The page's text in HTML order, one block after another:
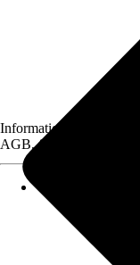
Informationen des
AGB, finden Sie bei